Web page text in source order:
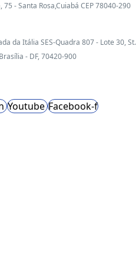
- Santa Rosa,Cuiabá CEP 78040-290
da Itália SES-Quadra 807 - Lote 30, St.
- DF, 70420-900
Youtube Facebook-f